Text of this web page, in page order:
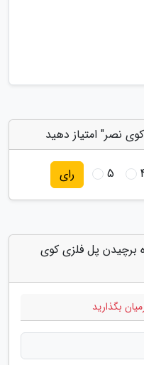
5 رای
با "2 دلیل عمده برچیدن پل فلزی کوی
بگذارید